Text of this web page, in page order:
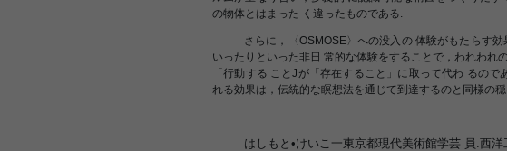
の物体とはまった く違ったものである.
さらに，〈OSMOSE〉への没入の 体験がもたらす
いったりといった非日 常的な体験をすることで，われわれ
「行動する ことJが「存在すること」に取って代わ るの
れる効果は，伝統的な瞑想法を通じて到達するのと同様の
はしもと•けいこ一東京都現代美術館学芸 員.西